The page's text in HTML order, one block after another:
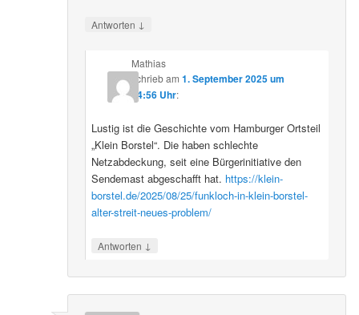
Antworten ↓
Mathias
schriebam 1. September 2025 um
14:56 Uhr:
Lustig ist die Geschichte vom Hamburger Ortsteil
„Klein Borstel“. Die haben schlechte
Netzabdeckung, seit eine Bürgerinitiative den
Sendemast abgeschafft hat. https://klein-
borstel.de/2025/08/25/funkloch-in-klein-borstel-
alter-streit-neues-problem/
Antworten ↓